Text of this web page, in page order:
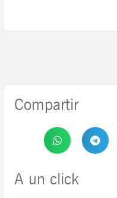
Compartir
A un click